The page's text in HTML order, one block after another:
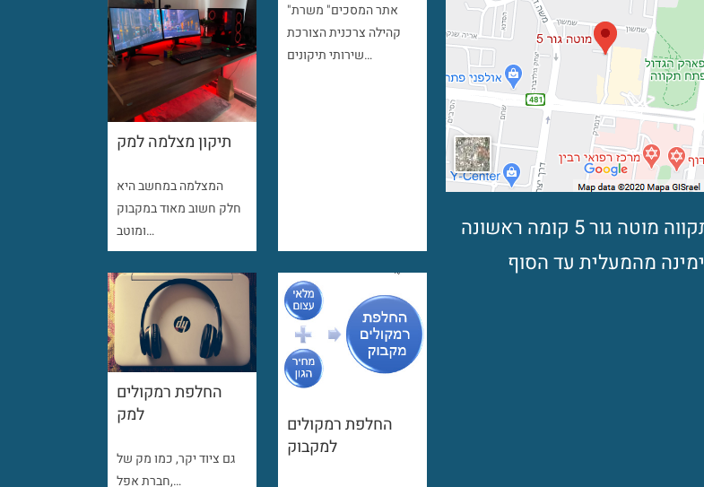
פתח תקווה מוטה גור 5 קומה ראשונה
ימינה מהמעלית עד הסוף
תיקון מצלמה למק
המצלמה במחשב היא
חלק חשוב מאוד במקבוק
ומוטב…
"אתר המסכים" משרת
קהילה צרכנית הצורכת
שירותי תיקונים…
החלפת רמקולים
למק
גם ציוד יקר, כמו מק של
חברת אפל,…
החלפת רמקולים
למקבוק